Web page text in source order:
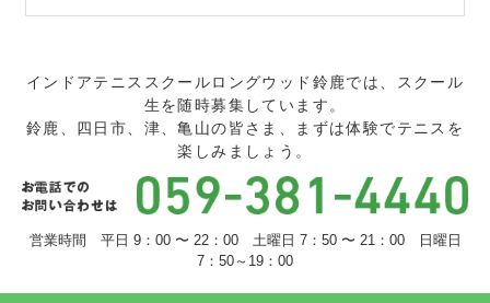
インドアテニススクールロングウッド鈴鹿では、スクール
生を随時募集しています。
鈴鹿、四日市、津、亀山の皆さま、まずは体験でテニスを
楽しみましょう。
営業時間 平日 9：00 〜 22：00 土曜日 7：50 〜 21：00 日曜日
7：50～19：00